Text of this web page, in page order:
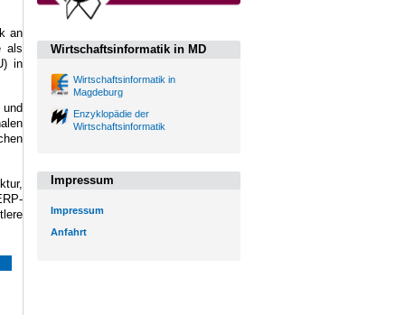
an
als
in
-
Wirtschaftsinformatik in MD
Wirtschaftsinformatik in
Magdeburg
Enzyklopädie der
Wirtschaftsinformatik
Impressum
Impressum
Anfahrt